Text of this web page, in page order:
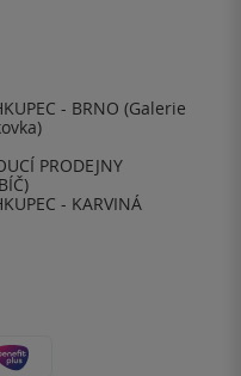
- BRNO (Galerie
PRODEJNY
- KARVINÁ